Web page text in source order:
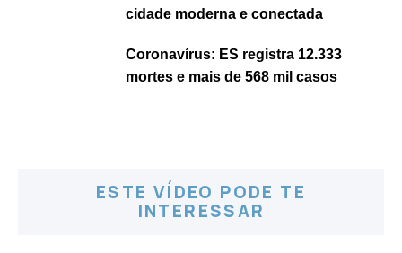
cidade moderna e conectada
Coronavírus: ES registra 12.333
mortes e mais de 568 mil casos
ESTE VÍDEO PODE TE
INTERESSAR